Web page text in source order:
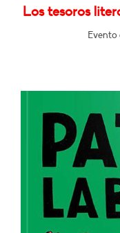
Los tesoros
Evento